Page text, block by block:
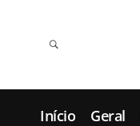
Início Geral